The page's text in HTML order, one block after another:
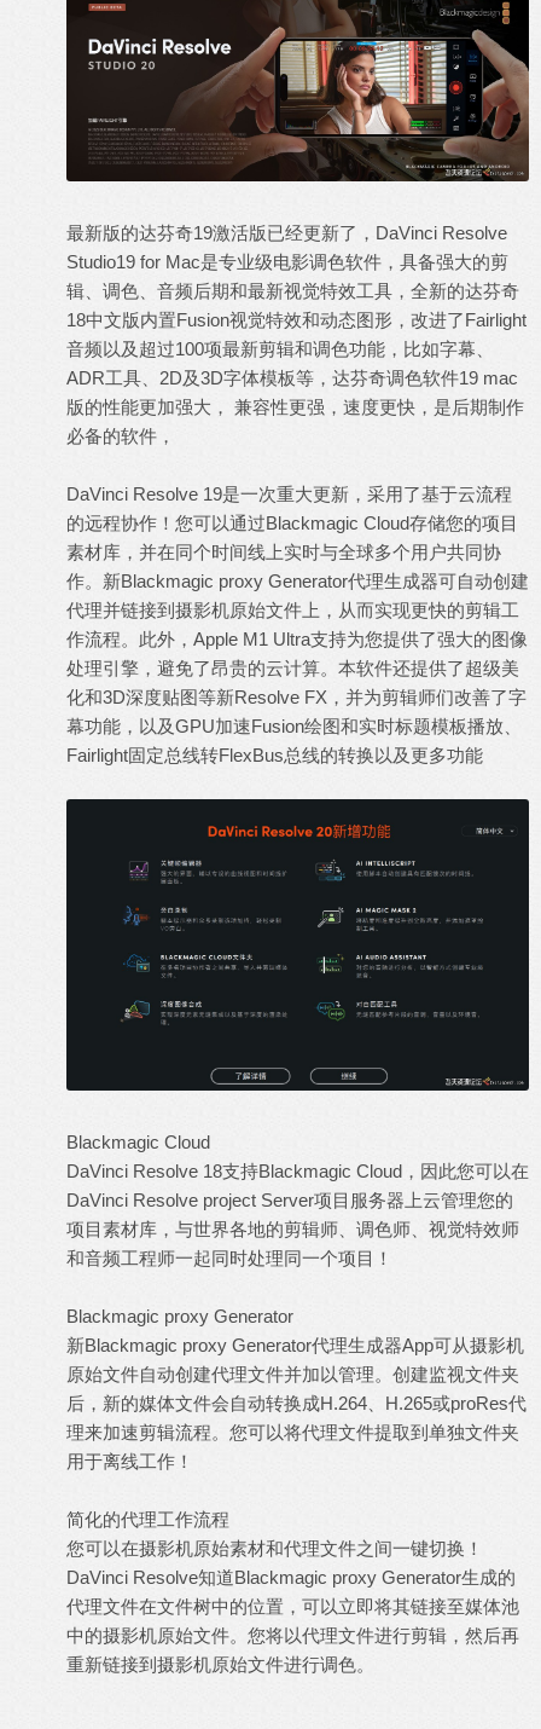
最新版的达芬奇19激活版已经更新了，DaVinci Resolve
Studio19 for Mac是专业级电影调色软件，具备强大的剪
辑、调色、音频后期和最新视觉特效工具，全新的达芬奇
18中文版内置Fusion视觉特效和动态图形，改进了Fairlight
音频以及超过100项最新剪辑和调色功能，比如字幕、
ADR工具、2D及3D字体模板等， 达芬奇调色软件19 mac
版的性能更加强大， 兼容性更强，速度更快，是后期制作
必备的软件，
DaVinci Resolve 19是一次重大更新，采用了基于云流程
的远程协作！您可以通过Blackmagic Cloud存储您的项目
素材库，并在同个时间线上实时与全球多个用户共同协
作。新Blackmagic proxy Generator代理生成器可自动创建
代理并链接到摄影机原始文件上，从而实现更快的剪辑工
作流程。此外，Apple M1 Ultra支持为您提供了强大的图像
处理引擎，避免了昂贵的云计算。本软件还提供了超级美
化和3D深度贴图等新Resolve FX，并为剪辑师们改善了字
幕功能，以及GPU加速Fusion绘图和实时标题模板播放、
Fairlight固定总线转FlexBus总线的转换以及更多功能
Blackmagic Cloud
DaVinci Resolve 18支持Blackmagic Cloud，因此您可以在
DaVinci Resolve project Server项目服务器上云管理您的
项目素材库，与世界各地的剪辑师、调色师、视觉特效师
和音频工程师一起同时处理同一个项目！
Blackmagic proxy Generator
新Blackmagic proxy Generator代理生成器App可从摄影机
原始文件自动创建代理文件并加以管理。创建监视文件夹
后，新的媒体文件会自动转换成H.264、H.265或proRes代
理来加速剪辑流程。您可以将代理文件提取到单独文件夹
用于离线工作！
简化的代理工作流程
您可以在摄影机原始素材和代理文件之间一键切换！
DaVinci Resolve知道Blackmagic proxy Generator生成的
代理文件在文件树中的位置，可以立即将其链接至媒体池
中的摄影机原始文件。您将以代理文件进行剪辑，然后再
重新链接到摄影机原始文件进行调色。